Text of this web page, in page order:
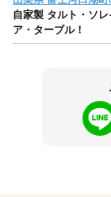
自家製 タルト・ソ
ア・ターブル！